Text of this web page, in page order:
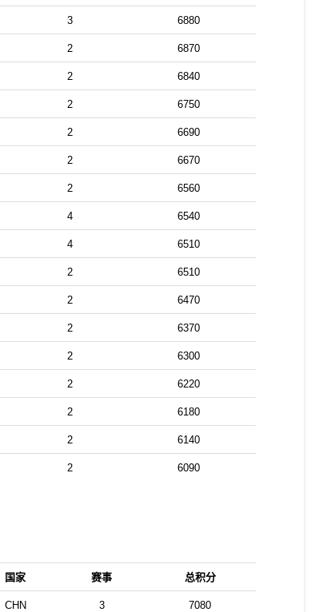
3 6880
2 6870
2 6840
2 6750
2 6690
2 6670
2 6560
4 6540
4 6510
2 6510
2 6470
2 6370
2 6300
2 6220
2 6180
2 6140
2 6090
国家 赛事 总积分
CHN 3 7080